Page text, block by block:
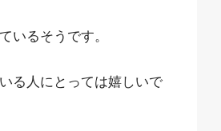
いるそうです。
る人にとっては嬉しいで